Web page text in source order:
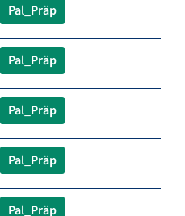
Pal_Präp
Pal_Präp
Pal_Präp
Pal_Präp
Pal_Präp